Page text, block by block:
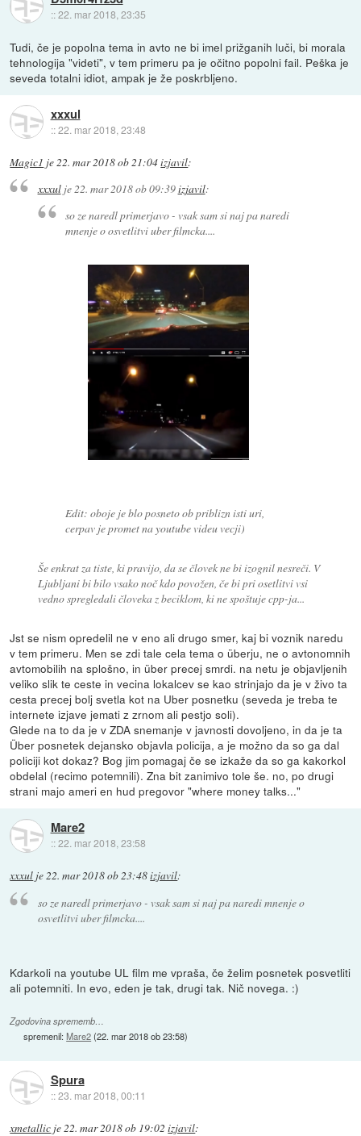
::22. mar 2018, 23:35
Tudi, če je popolna tema in avto ne bi imel prižganih luči, bi morala
tehnologija "videti", v tem primeru pa je očitno popolni fail. Peška je
seveda totalni idiot, ampak je že poskrbljeno.
xxxul
::22. mar 2018, 23:48
Magic1 je22. mar 2018 ob 21:04izjavil:
xxxulje22. mar 2018 ob 09:39izjavil:
so ze naredl primerjavo - vsak sam si naj pa naredi
mnenje o osvetlitvi uber filmcka....
Edit: oboje je blo posneto ob priblizn isti uri,
cerpav je promet na youtube videu vecji)
Še enkrat za tiste, ki pravijo, da se človek ne bi izognil nesreči. V
Ljubljani bi bilo vsako noč kdo povožen, če bi pri osetlitvi vsi
vedno spregledali človeka z beciklom, ki ne spoštuje cpp-ja...
Jst se nism opredelil ne v eno ali drugo smer, kaj bi voznik naredu
v tem primeru. Men se zdi tale cela tema o überju, ne o avtonomnih
avtomobilih na splošno, in über precej smrdi. na netu je objavljenih
veliko slik te ceste in vecina lokalcev se kao strinjajo da je v živo ta
cesta precej bolj svetla kot na Uber posnetku (seveda je treba te
internete izjave jemati z zrnom ali pestjo soli).
Glede na to da je v ZDA snemanje v javnosti dovoljeno, in da je ta
Über posnetek dejansko objavla policija, a je možno da so ga dal
policiji kot dokaz? Bog jim pomagaj če se izkaže da so ga kakorkol
obdelal (recimo potemnili). Zna bit zanimivo tole še. no, po drugi
strani majo ameri en hud pregovor "where money talks..."
Mare2
::22. mar 2018, 23:58
xxxul je22. mar 2018 ob 23:48izjavil:
so ze naredl primerjavo - vsak sam si naj pa naredi mnenje o
osvetlitvi uber filmcka....
Kdarkoli na youtube UL film me vpraša, če želim posnetek posvetliti
ali potemniti. In evo, eden je tak, drugi tak. Nič novega. :)
Zgodovina sprememb…
spremenil:Mare2(22. mar 2018 ob 23:58)
Spura
::23. mar 2018, 00:11
xmetallic je22. mar 2018 ob 19:02 izjavil: